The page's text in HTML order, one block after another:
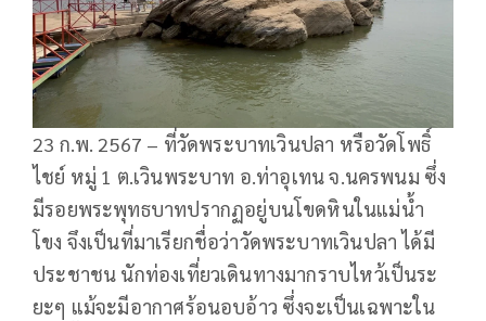
23 ก.พ. 2567 – ที่วัดพระบาทเวินปลา หรือวัดโพธิ์
ไชย์ หมู่ 1 ต.เวินพระบาท อ.ท่าอุเทน จ.นครพนม ซึ่ง
มีรอยพระพุทธบาทปรากฏอยู่บนโขดหินในแม่น้ำ
โขง จึงเป็นที่มาเรียกชื่อว่าวัดพระบาทเวินปลา ได้มี
ประชาชน นักท่องเที่ยวเดินทางมากราบไหว้เป็นระ
ยะๆ แม้จะมีอากาศร้อนอบอ้าว ซึ่งจะเป็นเฉพาะใน